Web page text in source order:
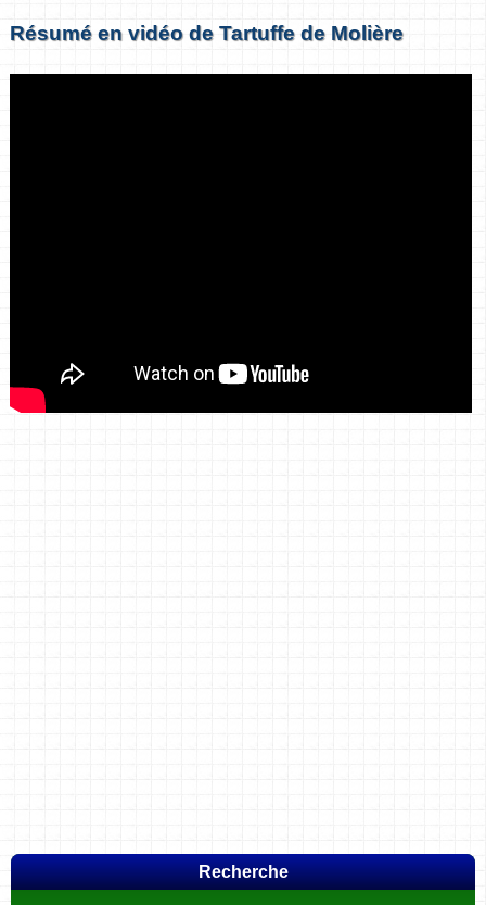
Recherche
Résumé en vidéo de Tartuffe de Molière